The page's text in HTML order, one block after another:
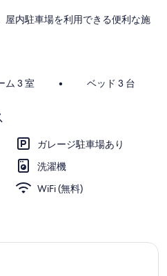
屋内駐車場を利用できる便利な施
ム 3 室 • ベッド 3 台
ガレージ駐車場あり
洗濯機
WiFi (無料)